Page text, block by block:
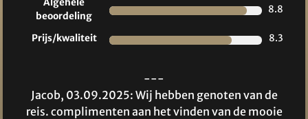
beoordeling
8.8
Prijs/kwaliteit 8.3
---
Jacob, 03.09.2025: Wij hebben genoten van de
reis. complimenten aan het vinden van de mooie